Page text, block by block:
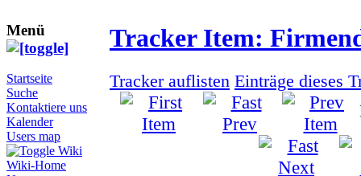
Menü
Startseite
Suche
Kontaktiere uns
Kalender
Users map
Wiki
Wiki-Home
Tracker Item:
Tracker auflisten Einträge dieses